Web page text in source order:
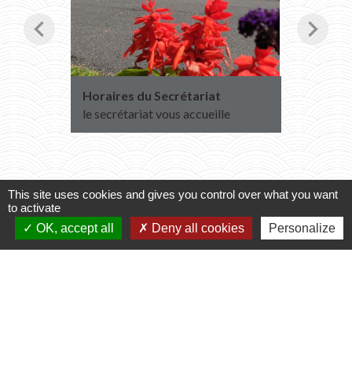
Horaires du Secrétariat
le secrétariat vous accueille
chevron_left chevron_right
Voir tout
This site uses cookies and gives you control over what you want
to activate
OK, accept all
Deny all cookies Personalize